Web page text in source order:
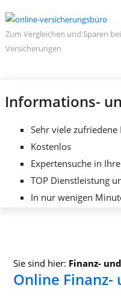
Zum Vergleichen und Sparen
Versicherungen
Informations-
Sehr viele zufriedene
Kostenlos
Expertensuche in
TOP Dienstleistung
In nur wenigen
Sie sind hier: Finanz-
Online Finanz-